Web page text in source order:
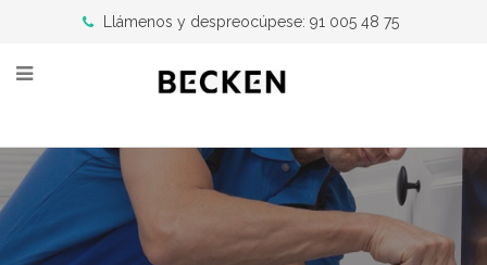
Llámenos y despreocúpese: 91 005 48 75